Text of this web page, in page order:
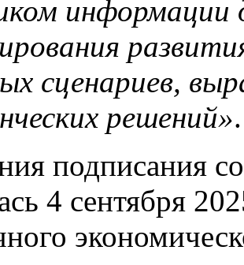
информации
сценариев,
решений».
подписания
4 сентября